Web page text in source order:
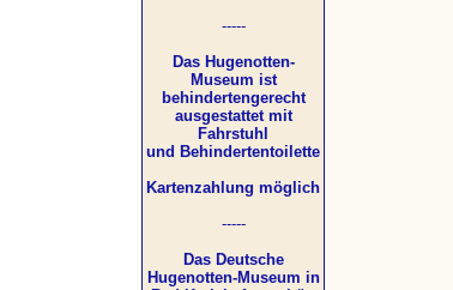
-----
Das Hugenotten-
Museum ist
behindertengerecht
ausgestattet mit
Fahrstuhl
und Behindertentoilette
Kartenzahlung möglich
-----
Das Deutsche
Hugenotten-Museum in